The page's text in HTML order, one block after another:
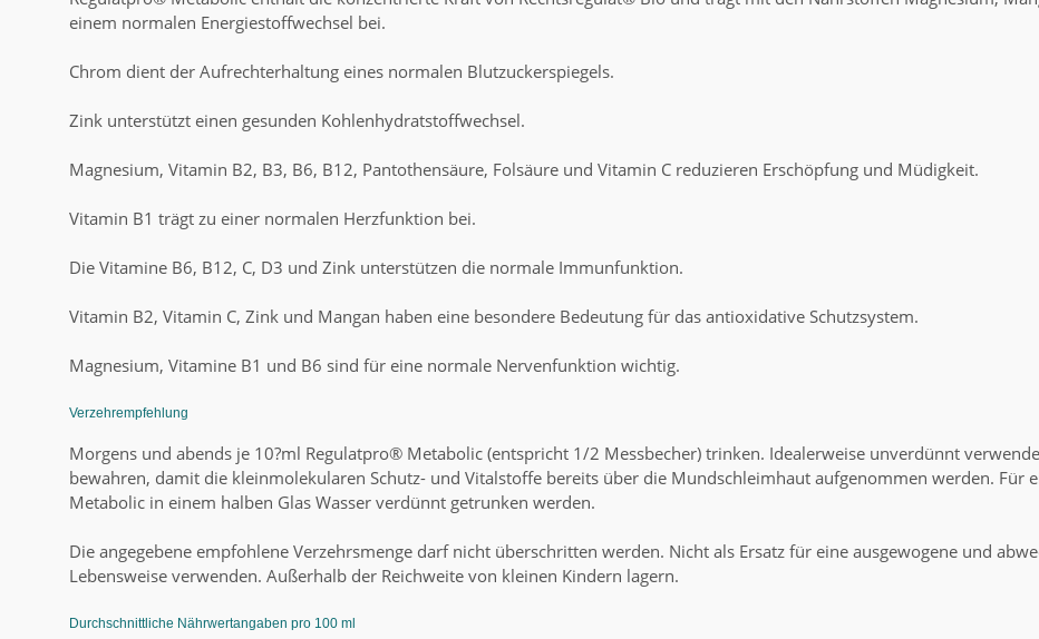
einem normalen Energiestoffwechsel bei.
Chrom dient der Aufrechterhaltung eines normalen Blutzuckerspiegels.
Zink unterstützt einen gesunden Kohlenhydratstoffwechsel.
Magnesium, Vitamin B2, B3, B6, B12, Pantothensäure, Folsäure und Vitamin C reduzieren Erschöpfung und Müdigkeit.
Vitamin B1 trägt zu einer normalen Herzfunktion bei.
Die Vitamine B6, B12, C, D3 und Zink unterstützen die normale Immunfunktion.
Vitamin B2, Vitamin C, Zink und Mangan haben eine besondere Bedeutung für das antioxidative Schutzsystem.
Magnesium, Vitamine B1 und B6 sind für eine normale Nervenfunktion wichtig.
Verzehrempfehlung
Morgens und abends je 10?ml Regulatpro® Metabolic (entspricht 1/2 Messbecher) trinken. Idealerweise unverdünnt
bewahren, damit die kleinmolekularen Schutz- und Vitalstoffe bereits über die Mundschleimhaut aufgenommen werden. Für
Metabolic in einem halben Glas Wasser verdünnt getrunken werden.
Die angegebene empfohlene Verzehrsmenge darf nicht überschritten werden. Nicht als Ersatz für eine ausgewogene und
Lebensweise verwenden. Außerhalb der Reichweite von kleinen Kindern lagern.
Durchschnittliche Nährwertangaben pro 100 ml